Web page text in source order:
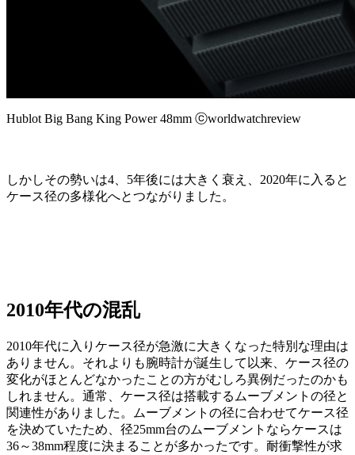
Hublot Big Bang King Power 48mm ⓒworldwatchreview
しかしその勢いは4、5年後には大きく衰え、2020年に入ると
ケース径の多様化へとつながりました。
2010年代の混乱
2010年代に入りケース径が急激に大きくなった特別な理由は
ありません。それよりも腕時計が誕生して以来、ケース径の
変化がほとんどなかったことの方がむしろ異例だったのかも
しれません。通常、ケース径は搭載するムーブメントの径と
関連性がありました。ムーブメントの径に合わせてケース径
を決めていたため、径25mm台のムーブメントならケースは
36～38mm程度に決まることが多かったです。耐衝撃性が求